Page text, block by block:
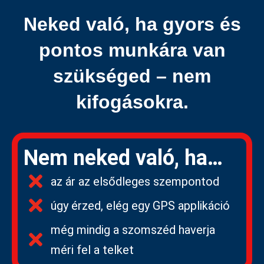
Neked való, ha gyors és
pontos munkára van
szükséged – nem
kifogásokra.
Nem neked való, ha…
az ár az elsődleges szempontod
úgy érzed, elég egy GPS applikáció
még mindig a szomszéd haverja
méri fel a telket